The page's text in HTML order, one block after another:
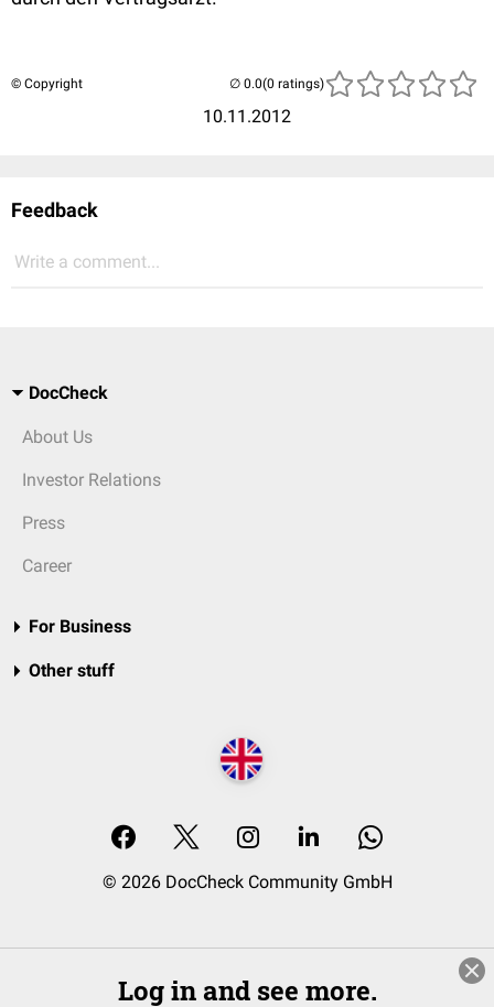
© Copyright
10.11.2012
(0 ratings)
Feedback
Write a comment...
DocCheck
About Us
Investor Relations
Press
Career
For Business
Other stuff
© 2026 DocCheck Community GmbH
Log in and see more.